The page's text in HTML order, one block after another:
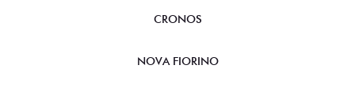
CRONOS
NOVA FIORINO